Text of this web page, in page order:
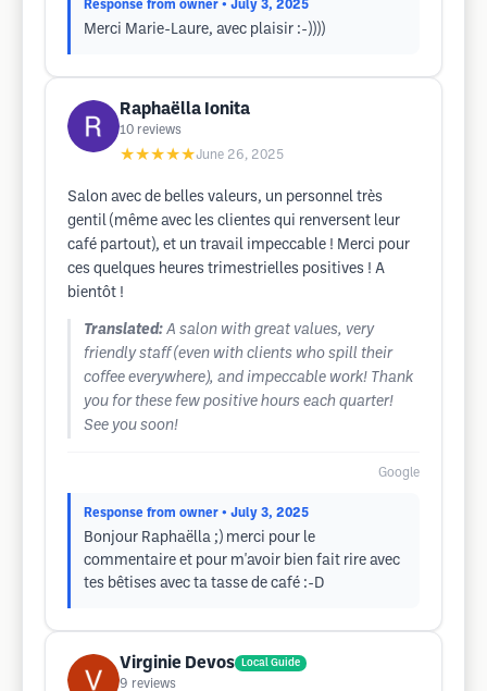
Response from owner • July 3, 2025
Merci Marie-Laure, avec plaisir :-))))
Raphaëlla Ionita
10 reviews
★★★★★June 26, 2025
Salon avec de belles valeurs, un personnel très
gentil (même avec les clientes qui renversent leur
café partout), et un travail impeccable ! Merci pour
ces quelques heures trimestrielles positives ! A
bientôt !
Translated: A salon with great values, very
friendly staff (even with clients who spill their
coffee everywhere), and impeccable work! Thank
you for these few positive hours each quarter!
See you soon!
Google
Response from owner • July 3, 2025
Bonjour Raphaëlla ;) merci pour le
commentaire et pour m'avoir bien fait rire avec
tes bêtises avec ta tasse de café :-D
Virginie Devos Local Guide
9 reviews